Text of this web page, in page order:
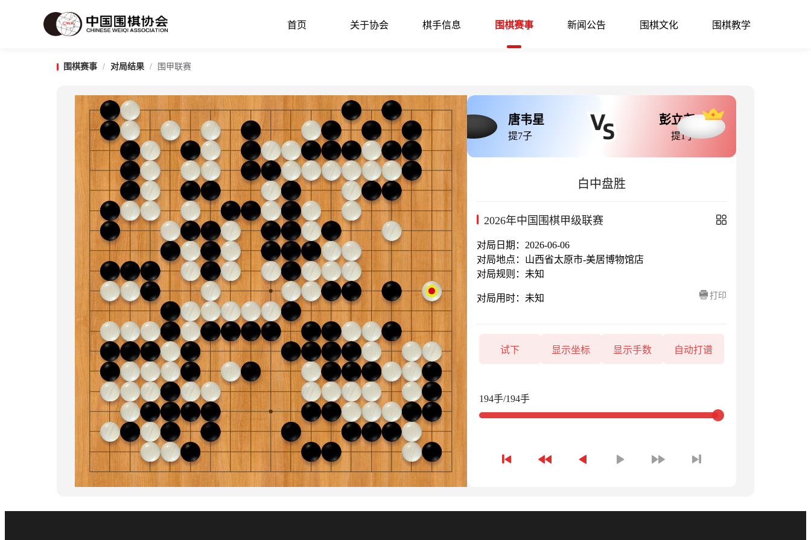
首页 关于协会 棋手信息 围棋赛事 新闻公告 围棋文化 围棋教学
围棋赛事 / 对局结果 / 围甲联赛
唐韦星
提7子
彭立尧
提1子
白中盘胜
2026年中国围棋甲级联赛
对局日期：2026-06-06
对局地点：山西省太原市-美居博物馆店
对局规则：未知
对局用时：未知 打印
试下 显示坐标 显示手数 自动打谱
194手/194手